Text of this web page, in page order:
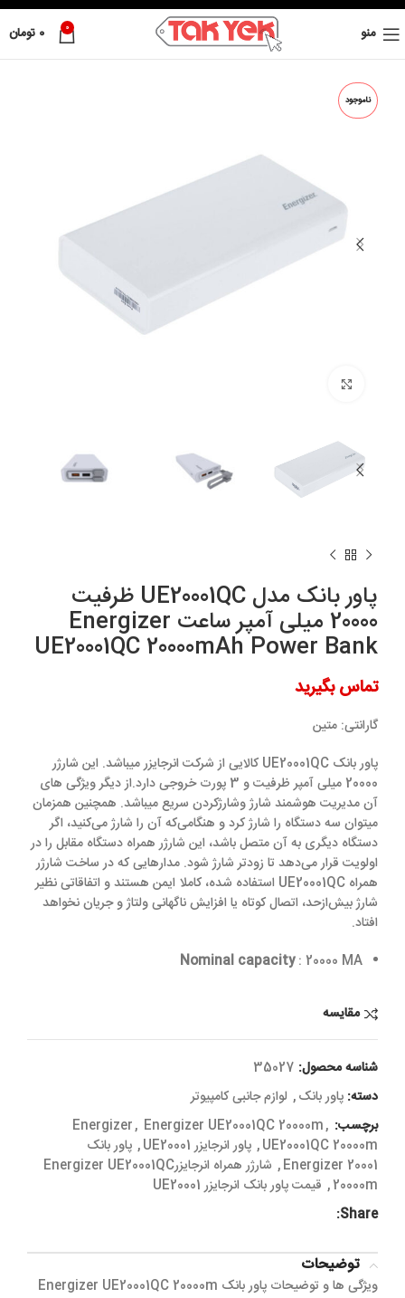
منو 0
0 تومان
ناموجود
پاور بانک مدل UE20001QC ظرفیت
20000 میلی آمپر ساعت Energizer
UE20001QC 20000mAh Power Bank
تماس بگیرید
گارانتی: متین
پاور بانک UE20001QC کالایی از شرکت انرجایزر میباشد. این شارژر
20000 میلی‌ آمپر ظرفیت و 3 پورت خروجی دارد.از دیگر ویژگی های
آن مدیریت هوشمند شارژ وشارژکردن سریع میباشد. همچنین همزمان
میتوان سه دستگاه را شارژ کرد و هنگامی‌که آن را شارژ می‌کنید، اگر
دستگاه دیگری به آن متصل باشد، این شارژر همراه دستگاه مقابل را در
اولویت قرار می‌دهد تا زودتر شارژ شود. مدارهایی که در ساخت شارژر
همراه UE20001QC استفاده شده‌، کاملا ایمن‌ هستند و اتفاقاتی نظیر
شارژ بیش‌ازحد، اتصال کوتاه یا افزایش ناگهانی ولتاژ و جریان نخواهد
افتاد.
Nominal capacity: 20000 MA
مقایسه
شناسه محصول: 35027
دسته: پاور بانک, لوازم جانبی کامپیوتر
برچسب:
Energizer, Energizer UE20001QC 20000m,
UE20001QC 20000m
, پاور انرجایزر UE20001 , پاور بانک
Energizer 20001
,
شارژر همراه انرجایزرEnergizer UE20001QC
20000m
, قیمت پاور بانک انرجایزر UE20001
Share:
توضیحات
ویژگی ها و توضیحات پاور بانک Energizer UE20001QC 20000m